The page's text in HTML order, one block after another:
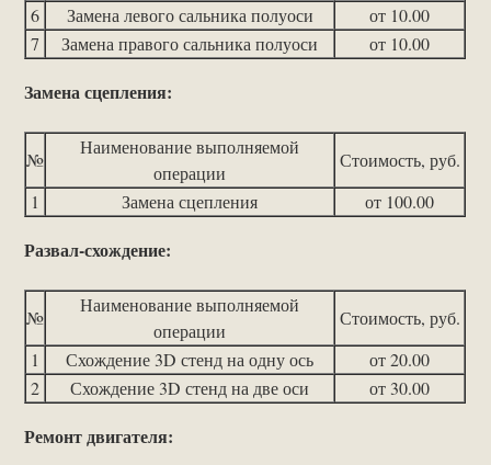
6
Замена левого сальника полуоси
от 10.00
7
Замена правого сальника полуоси от 10.00
Замена сцепления:
№
Наименование выполняемой
операции
Стоимость, руб.
1
Замена сцепления от 100.00
Развал-схождение:
№
Наименование выполняемой
операции
Стоимость, руб.
1
Схождение 3D стенд на одну ось
от 20.00
2
Схождение 3D стенд на две оси от 30.00
Ремонт двигателя: